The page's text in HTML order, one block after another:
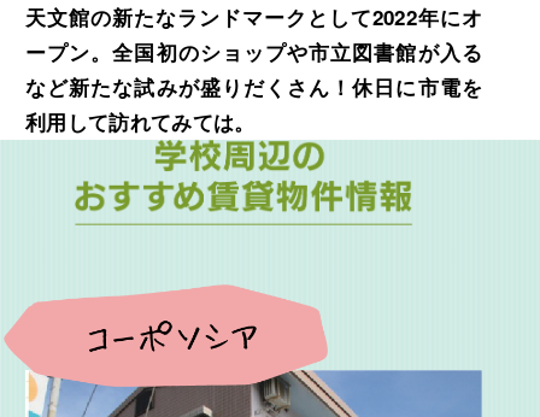
天文館の新たなランドマークとして2022年にオ
ープン。全国初のショップや市立図書館が入る
など新たな試みが盛りだくさん！休日に市電を
利用して訪れてみては。